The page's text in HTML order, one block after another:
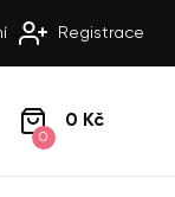
Registrace
0
0 Kč